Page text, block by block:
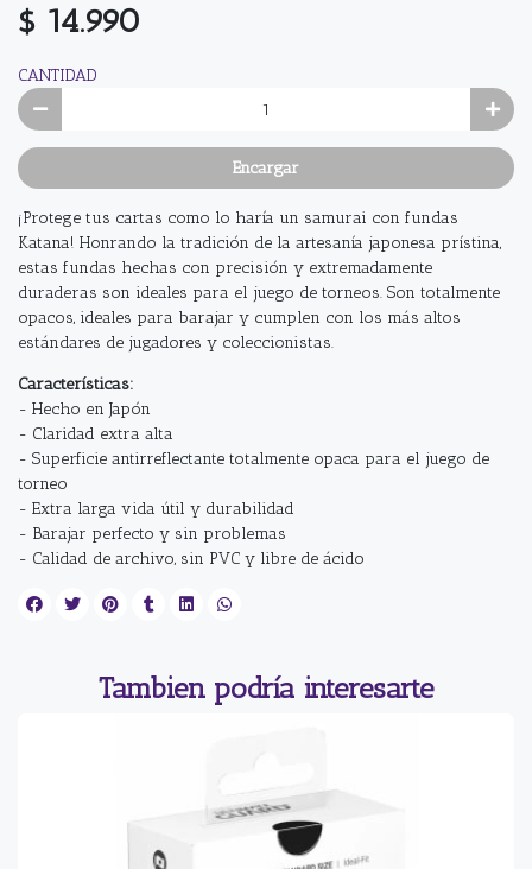
$ 14.990
CANTIDAD
Encargar
¡Protege tus cartas como lo haría un samurai con fundas
Katana! Honrando la tradición de la artesanía japonesa prístina,
estas fundas hechas con precisión y extremadamente
duraderas son ideales para el juego de torneos. Son totalmente
opacos, ideales para barajar y cumplen con los más altos
estándares de jugadores y coleccionistas.
Características:
- Hecho en Japón
- Claridad extra alta
- Superficie antirreflectante totalmente opaca para el juego de
torneo
- Extra larga vida útil y durabilidad
- Barajar perfecto y sin problemas
- Calidad de archivo, sin PVC y libre de ácido
Tambien podría interesarte